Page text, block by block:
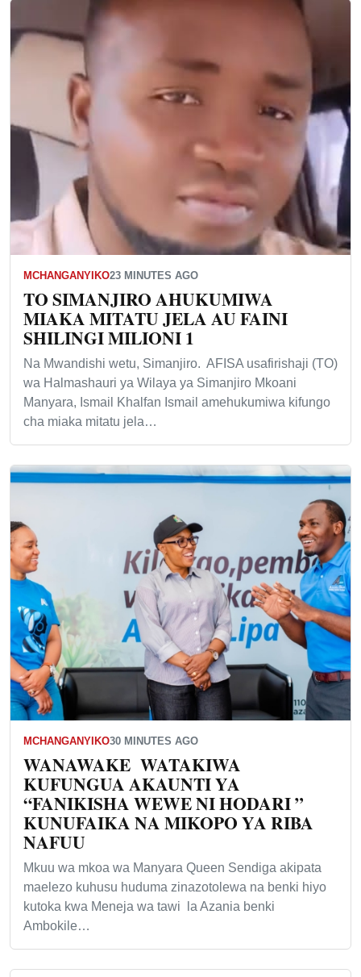
MCHANGANYIKO23 MINUTES AGO
TO SIMANJIRO AHUKUMIWA
MIAKA MITATU JELA AU FAINI
SHILINGI MILIONI 1
Na Mwandishi wetu, Simanjiro. AFISA usafirishaji (TO)
wa Halmashauri ya Wilaya ya Simanjiro Mkoani
Manyara, Ismail Khalfan Ismail amehukumiwa kifungo
cha miaka mitatu jela…
MCHANGANYIKO30 MINUTES AGO
WANAWAKE WATAKIWA
KUFUNGUA AKAUNTI YA
“FANIKISHA WEWE NI HODARI ”
KUNUFAIKA NA MIKOPO YA RIBA
NAFUU
Mkuu wa mkoa wa Manyara Queen Sendiga akipata
maelezo kuhusu huduma zinazotolewa na benki hiyo
kutoka kwa Meneja wa tawi la Azania benki
Ambokile…